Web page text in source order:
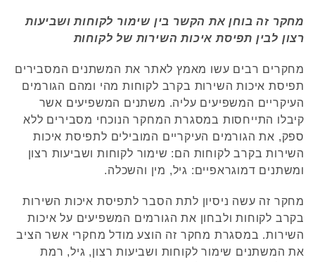
מחקר זה בוחן את הקשר בין שימור לקוחות ושביעות
רצון לבין תפיסת איכות השירות של לקוחות
מחקרים רבים עשו מאמץ לאתר את המשתנים המסבירים
תפיסת איכות השירות בקרב לקוחות מהי ומהם הגורמים
העיקריים המשפיעים עליה. משתנים המשפיעים אשר
קיבלו התייחסות במסגרת המחקר הנוכחי מסבירים ללא
ספק, את הגורמים העיקריים המובילים לתפיסת איכות
השירות בקרב לקוחות הם: שימור לקוחות ושביעות רצון
ומשתנים דמוגראפיים: גיל, מין והשכלה.
מחקר זה עשה ניסיון לתת הסבר לתפיסת איכות השירות
בקרב לקוחות ולבחון את הגורמים המשפיעים על איכות
השירות. במסגרת מחקר זה הוצע מודל מחקרי אשר הציב
את המשתנים שימור לקוחות ושביעות רצון, גיל, רמת